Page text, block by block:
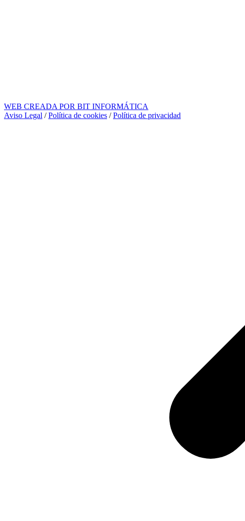
WEB CREADA POR BIT INFORMÁTICA
Aviso Legal /Política de cookies /Política de privacidad